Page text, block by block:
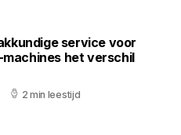
service voor
het verschil
2 min leestijd